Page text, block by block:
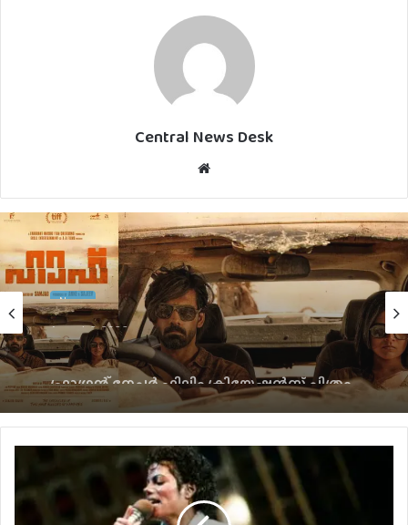
Central News Desk
News
August 6, 2026
ഫ്രാഗ്രന്റ് നേച്ചര്‍ ഫിലിം ക്രിയേഷന്‍സ് ചിത്രം
‘ഹാഫ്’ പ്രീമിയര്‍ ടൊറന്റോ ഇന്റര്‍നാഷണല്‍
ഫിലിം ഫെസ്റ്റിവലില്‍